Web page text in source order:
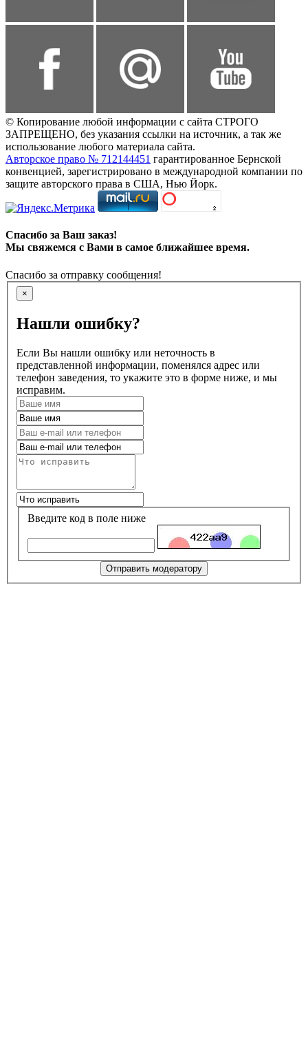
© Копирование любой информации с сайта СТРОГО
ЗАПРЕЩЕНО, без указания ссылки на источник, а так же
использование любого материала сайта.
Авторское право № 712144451 гарантированное Бернской
конвенцией, зарегистрировано в международной компании по
защите авторского права в США, Нью Йорк.
Спасибо за Ваш заказ!
Мы свяжемся с Вами в самое ближайшее время.
Спасибо за отправку сообщения!
×
Нашли ошибку?
Если Вы нашли ошибку или неточность в
представленной информации, поменялся адрес или
телефон заведения, то укажите это в форме ниже, и мы
исправим.
Введите код в поле ниже
Отправить модератору